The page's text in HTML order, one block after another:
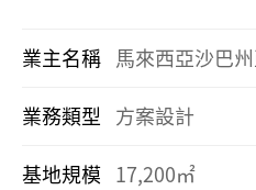
業主名稱 馬來西亞沙巴
業務類型 方案設計
基地規模 17,200㎡